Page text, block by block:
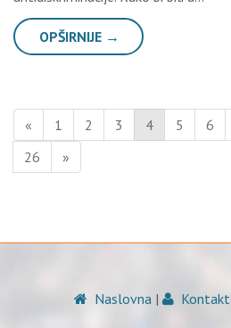
OPŠIRNIJE →
« 1 2 3 4 5 6
26
»
Naslovna | Kontakt